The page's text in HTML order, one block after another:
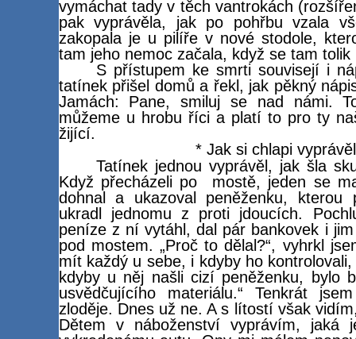
vymáchat tady v těch vantrokách
pak vyprávěla, jak po pohřbu vzala
zakopala je u pilíře v nové stodole,
tam jeho nemoc začala, když se tam tolik
S přístupem ke smrti souvisejí i
tatínek přišel domů a řekl, jak pěkný
Jamách: Pane, smiluj se nad námi.
můžeme u hrobu říci a platí to pro ty
žijící.
* Jak si chlapi
Tatínek jednou vyprávěl, jak šla
Když přecházeli po
mostě, jeden se
dohnal a ukazoval peněženku, kterou
ukradl jednomu z proti jdoucích.
peníze z ní vytáhl, dal pár bankovek i
pod mostem. „Proč to dělal?“, vyhrkl
mít každý u sebe, i kdyby ho
kdyby u něj našli cizí peněženku, bylo
usvědčujícího materiálu.“ Tenkrát
zloděje. Dnes už ne. A s lítostí však
Dětem v náboženství vyprávím,